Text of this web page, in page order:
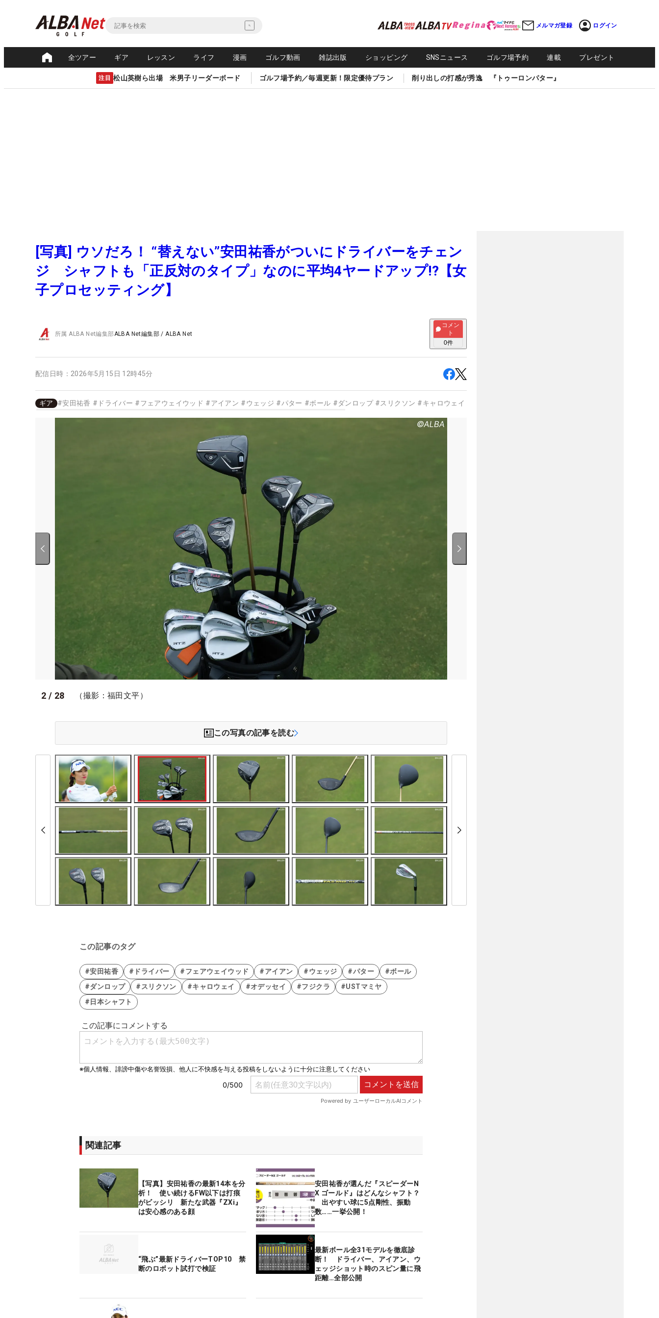
メルマガ登録 ログイン
全ツアー ギア レッスン ライフ 漫画 ゴルフ動画 雑誌出版 ショッピング SNSニュース ゴルフ場予約 連載 プレゼント
注目 松山英樹ら出場 米男子リーダーボード ゴルフ場予約／毎週更新！限定優待プラン 削り出しの打感が秀逸 『トゥーロンパター』
[写真] ウソだろ！ “替えない”安田祐香がついにドライバーをチェン
ジ シャフトも「正反対のタイプ」なのに平均4ヤードアップ!?【女
子プロセッティング】
所属ALBA Net編集部ALBA Net編集部 /ALBA Net
コメン
ト
0件
配信日時： 2026年5月15日 12時45分
ギア #安田祐香 # ドライバー #フェアウェイウッド #アイアン #ウェッジ #パター #ボール #ダンロップ #スリクソン #キャロウェイ
2 / 28 （撮影：福田文平）
この写真の記事を読む
この記事のタグ
#安田祐香 #ドライバー #フェアウェイウッド #アイアン #ウェッジ #パター
#ボール
#ダンロップ
#スリクソン #キャロウェイ #オデッセイ #フジクラ
#USTマミヤ
#日本シャフト
関連記事
【写真】安田祐香の最新14本を分
析！ 使い続けるFW以下は打痕
がビッシリ 新たな武器『ZXi』
は安心感のある顔
安田祐香が選んだ『スピーダーN
X ゴールド』はどんなシャフト？
出やすい球に5点剛性、振動
数……一挙公開！
“飛ぶ”最新ドライバーTOP10 禁
断のロボット試打で検証
最新ボール全31モデルを徹底診
断！ ドライバー、アイアン、ウ
ェッジショット時のスピン量に飛
距離…全部公開